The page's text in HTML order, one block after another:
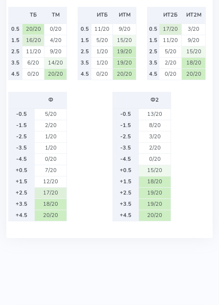
ТБ
ТМ
0.5
20/20
0/20
1.5
16/20
4/20
2.5
11/20
9/20
3.5
6/20
14/20
4.5
0/20 20/20
ИТБ
ИТМ
0.5
11/20
9/20
1.5
5/20
15/20
2.5
1/20
19/20
3.5
1/20
19/20
4.5
0/20 20/20
ИТ2Б
ИТ2М
0.5
17/20
3/20
1.5
11/20
9/20
2.5
5/20
15/20
3.5
2/20
18/20
4.5
0/20 20/20
Ф
-0.5
5/20
-1.5
2/20
-2.5
1/20
-3.5
1/20
-4.5
0/20
+0.5
7/20
+1.5
12/20
+2.5
17/20
+3.5
18/20
+4.5
20/20
Ф2
-0.5
13/20
-1.5
8/20
-2.5
3/20
-3.5
2/20
-4.5
0/20
+0.5
15/20
+1.5
18/20
+2.5
19/20
+3.5
19/20
+4.5
20/20